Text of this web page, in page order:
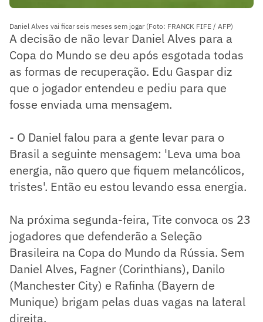
Daniel Alves vai ficar seis meses sem jogar (Foto: FRANCK FIFE / AFP)
A decisão de não levar Daniel Alves para a
Copa do Mundo se deu após esgotada todas
as formas de recuperação. Edu Gaspar diz
que o jogador entendeu e pediu para que
fosse enviada uma mensagem.
- O Daniel falou para a gente levar para o
Brasil a seguinte mensagem: 'Leva uma boa
energia, não quero que fiquem melancólicos,
tristes'. Então eu estou levando essa energia.
Na próxima segunda-feira, Tite convoca os 23
jogadores que defenderão a Seleção
Brasileira na Copa do Mundo da Rússia. Sem
Daniel Alves, Fagner (Corinthians), Danilo
(Manchester City) e Rafinha (Bayern de
Munique) brigam pelas duas vagas na lateral
direita.